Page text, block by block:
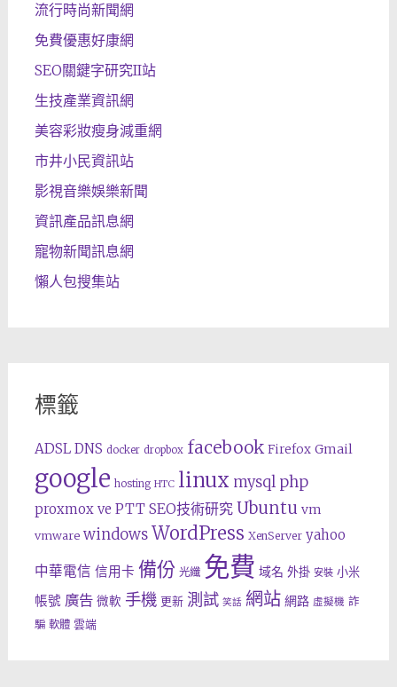
流行時尚新聞網
免費優惠好康網
SEO關鍵字研究II站
生技產業資訊網
美容彩妝瘦身減重網
市井小民資訊站
影視音樂娛樂新聞
資訊產品訊息網
寵物新聞訊息網
懶人包搜集站
標籤
ADSL DNS docker dropbox facebook Firefox Gmail
google hosting HTC linux mysql php
proxmox ve PTT SEO技術研究 Ubuntu vm
vmware windows WordPress XenServer yahoo
中華電信 信用卡 備份 光纖 免費 域名 外掛 安裝 小米
帳號 廣告 微軟 手機 更新 測試 笑話 網站 網路 虛擬機 詐
騙 軟體 雲端